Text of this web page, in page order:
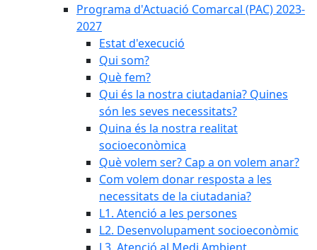
Programa d'Actuació Comarcal (PAC) 2023-
2027
Estat d'execució
Qui som?
Què fem?
Qui és la nostra ciutadania? Quines
són les seves necessitats?
Quina és la nostra realitat
socioeconòmica
Què volem ser? Cap a on volem anar?
Com volem donar resposta a les
necessitats de la ciutadania?
L1. Atenció a les persones
L2. Desenvolupament socioeconòmic